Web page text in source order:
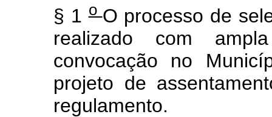
§ 1o O processo de
realizado com
convocação no
projeto de
regulamento.